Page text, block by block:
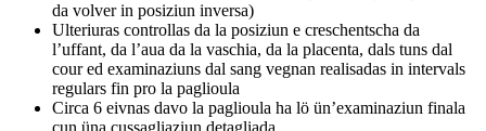
da volver in posiziun inversa)
Ulteriuras controllas da la posiziun e creschentscha da
l’uffant, da l’aua da la vaschia, da la placenta, dals tuns dal
cour ed examinaziuns dal sang vegnan realisadas in intervals
regulars fin pro la paglioula
Circa 6 eivnas davo la paglioula ha lö ün’examinaziun finala
cun üna cussagliaziun detagliada